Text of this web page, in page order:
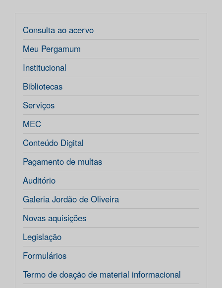
Consulta ao acervo
Meu Pergamum
Institucional
Bibliotecas
Serviços
MEC
Conteúdo Digital
Pagamento de multas
Auditório
Galeria Jordão de Oliveira
Novas aquisições
Legislação
Formulários
Termo de doação de material informacional